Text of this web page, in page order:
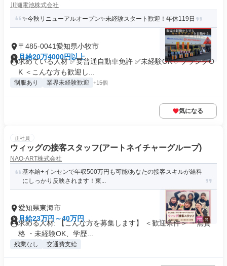
川瀬電池株式会社
✨今秋リニューアルオープン✨未経験スタート歓迎！年休119日
〒485-0041愛知県小牧市
月給20万4000円以上
求めている人材 ✅要普通自動車免許 ✅未経験OK ✅ブランクO
K ＜こんな方も歓迎し...
制服あり 業界未経験歓迎 +15個
気になる
正社員
ウィッグの接客スタッフ(アートネイチャーグループ)
NAO-ART株式会社
基本給+インセンで年収500万円も可能/あなたの接客スキルが給料
にしっかり反映されます！東...
愛知県東海市
月給23万円～40万円
求める人材: 【こんな方を募集します】 ＜歓迎条件＞ ・無資
格 ・未経験OK、学歴...
残業なし 交通費支給